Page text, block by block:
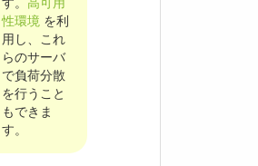
性環境 を利
用し、これ
らのサーバ
で負荷分散
を行うこと
もできま
す。